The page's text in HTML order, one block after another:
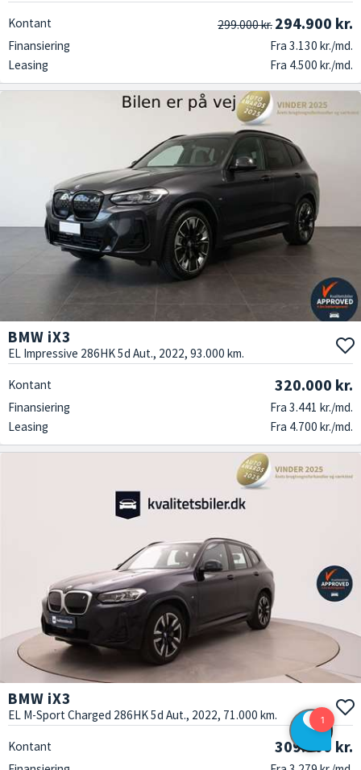
Kontant 299.000 kr. 294.900 kr.
Finansiering
Fra 3.130 kr./md.
Leasing
Fra 4.500 kr./md.
BMW iX3
EL Impressive 286HK 5d Aut., 2022, 93.000 km.
Kontant 320.000 kr.
Finansiering
Fra 3.441 kr./md.
Leasing
Fra 4.700 kr./md.
BMW iX3
EL M-Sport Charged 286HK 5d Aut., 2022, 71.000 km.
Kontant 309.900 kr.